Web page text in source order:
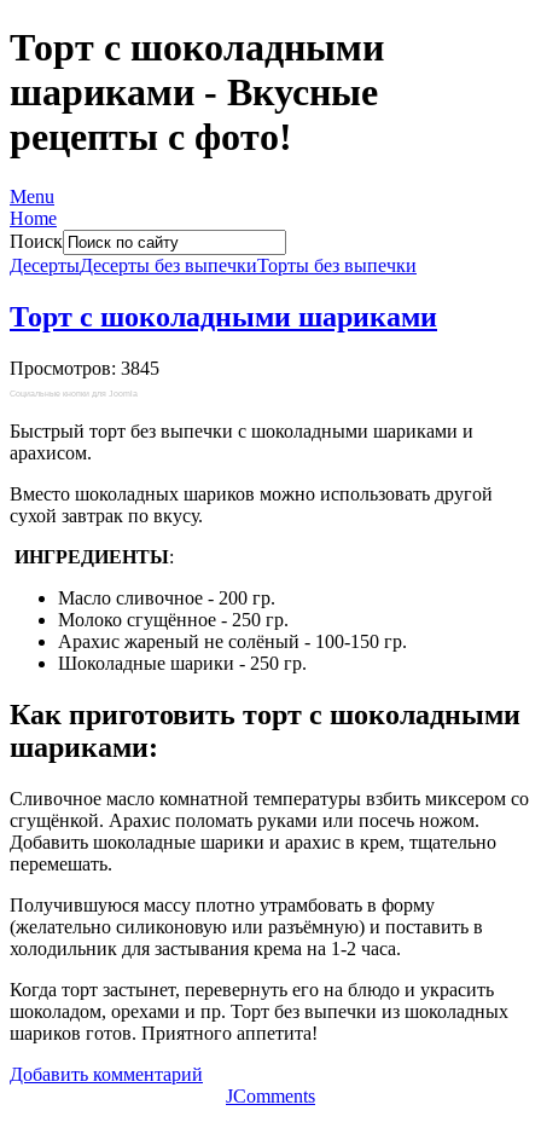
Торт с шоколадными
шариками - Вкусные
рецепты с фото!
Menu
Home
Поиск
ДесертыДесерты без выпечкиТорты без выпечки
Торт с шоколадными шариками
Просмотров: 3845
Социальные кнопки для Joomla
Быстрый торт без выпечки с шоколадными шариками и
арахисом.
Вместо шоколадных шариков можно использовать другой
сухой завтрак по вкусу.
ИНГРЕДИЕНТЫ:
Масло сливочное - 200 гр.
Молоко сгущённое - 250 гр.
Арахис жареный не солёный - 100-150 гр.
Шоколадные шарики - 250 гр.
Как приготовить торт с шоколадными
шариками:
Сливочное масло комнатной температуры взбить миксером со
сгущёнкой. Арахис поломать руками или посечь ножом.
Добавить шоколадные шарики и арахис в крем, тщательно
перемешать.
Получившуюся массу плотно утрамбовать в форму
(желательно силиконовую или разъёмную) и поставить в
холодильник для застывания крема на 1-2 часа.
Когда торт застынет, перевернуть его на блюдо и украсить
шоколадом, орехами и пр. Торт без выпечки из шоколадных
шариков готов. Приятного аппетита!
Добавить комментарий
JComments